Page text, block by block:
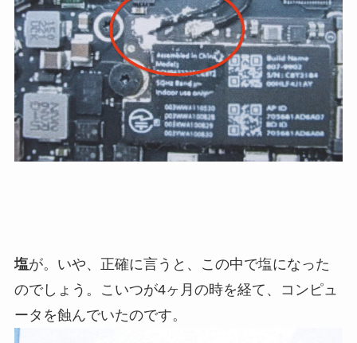
塩が。いや、正確に言うと、この中で塩になった
のでしょう。こいつが4ヶ月の時を経て、コンピュ
ータを蝕んでいたのです。